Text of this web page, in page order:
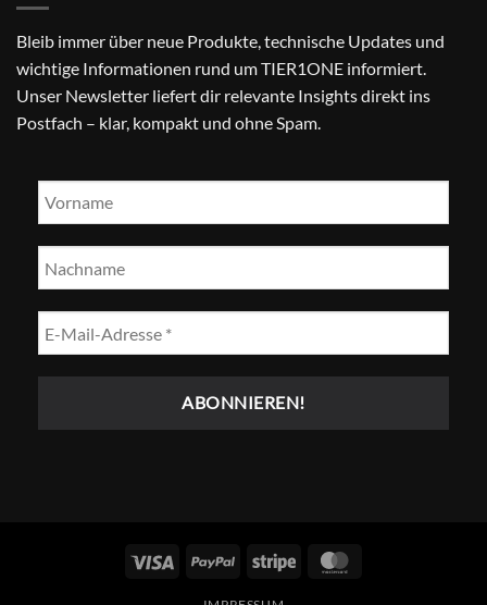
Bleib immer über neue Produkte, technische Updates und
wichtige Informationen rund um TIER1ONE informiert.
Unser Newsletter liefert dir relevante Insights direkt ins
Postfach – klar, kompakt und ohne Spam.
Visum PayPal Streifen